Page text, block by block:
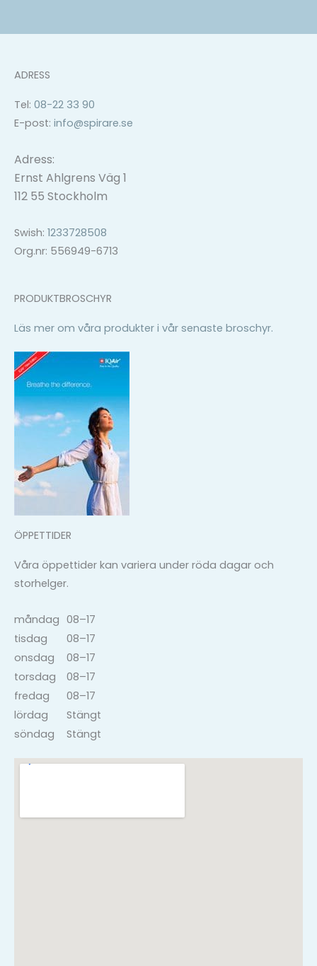
ADRESS
Tel: 08-22 33 90
E-post: info@spirare.se
Adress:
Ernst Ahlgrens Väg 1
112 55 Stockholm
Swish: 1233728508
Org.nr: 556949-6713
PRODUKTBROSCHYR
Läs mer om våra produkter i vår senaste broschyr.
ÖPPETTIDER
Våra öppettider kan variera under röda dagar och
storhelger.
måndag
tisdag
onsdag
torsdag
fredag
lördag
söndag
08–17
08–17
08–17
08–17
08–17
Stängt
Stängt